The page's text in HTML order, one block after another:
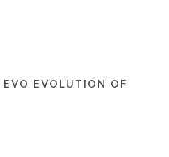
EVOLUTION OF